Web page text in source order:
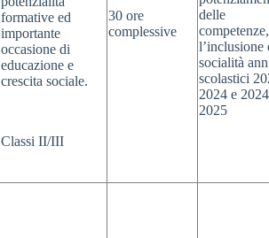
formative ed
importante
occasione di
educazione e
crescita sociale.
Classi II/III
30 ore
complessive
delle
competenze,
l’inclusione
socialità
scolastici
2024 e
2025